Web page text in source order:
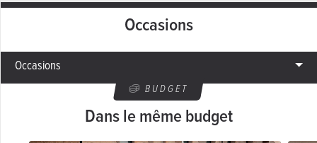
Occasions
Occasions
BUDGET
Dans le même budget